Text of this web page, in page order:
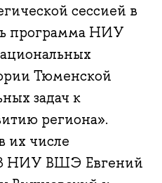
сессией в
программа НИУ
Тюменской
задач к
региона».
их числе
НИУ ВШЭ Евгений